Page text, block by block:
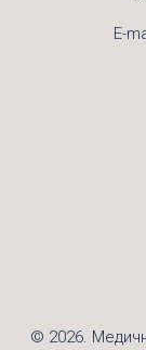
E-
© 2026.